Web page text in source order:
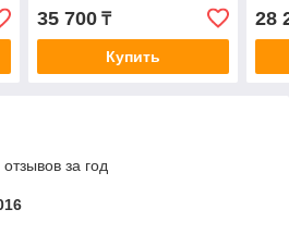
35 700₸
Купить
28
за год